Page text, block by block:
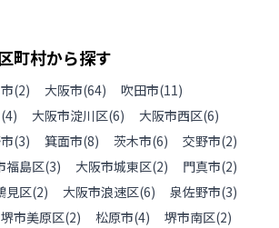
町村から探す
(2) 大阪市(64) 吹田市(11)
(4) 大阪市淀川区(6) 大阪市西区(6)
(3) 箕面市(8) 茨木市(6) 交野市(2)
福島区(3) 大阪市城東区(2) 門真市(2)
見区(2) 大阪市浪速区(6) 泉佐野市(3)
堺市美原区(2) 松原市(4) 堺市南区(2)